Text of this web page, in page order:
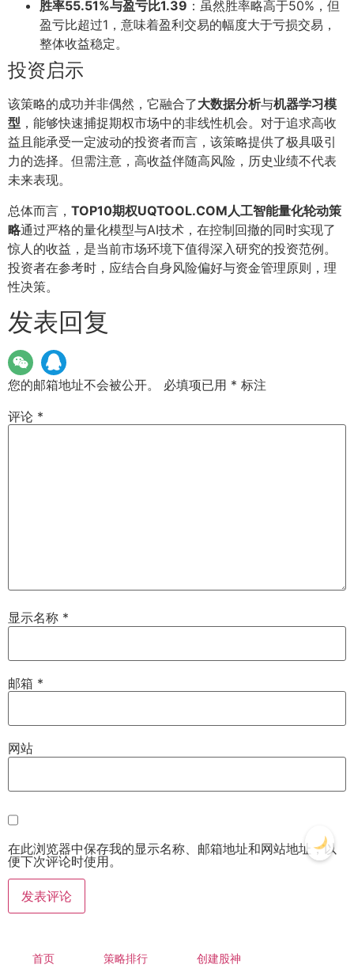
胜率55.51%与盈亏比1.39 ：虽然胜率略高于50%，但
盈亏比超过1，意味着盈利交易的幅度大于亏损交易，
整体收益稳定。
投资启示
该策略的成功并非偶然，它融合了大数据分析与机器学习模
型 ，能够快速捕捉期权市场中的非线性机会。对于追求高收
益且能承受一定波动的投资者而言，该策略提供了极具吸引
力的选择。但需注意，高收益伴随高风险，历史业绩不代表
未来表现。
总体而言， TOP10期权UQTOOL.COM人工智能量化轮动策
略通过严格的量化模型与AI技术，在控制回撤的同时实现了
惊人的收益，是当前市场环境下值得深入研究的投资范例。
投资者在参考时，应结合自身风险偏好与资金管理原则，理
性决策。
发表回复
您的邮箱地址不会被公开。 必填项已用 * 标注
评论 *
显示名称 *
邮箱 *
网站
在此浏览器中保存我的显示名称、邮箱地址和网站地址，以
便下次评论时使用。
首页 策略排行 创建股神